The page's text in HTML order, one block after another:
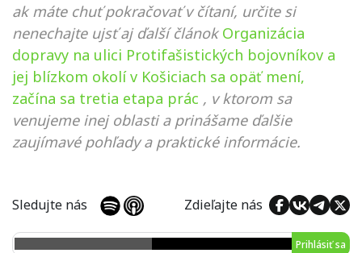
ak máte chuť pokračovať v čítaní, určite si
nenechajte ujsť aj ďalší článok Organizácia
dopravy na ulici Protifašistických bojovníkov a
jej blízkom okolí v Košiciach sa opäť mení,
začína sa tretia etapa prác , v ktorom sa
venujeme inej oblasti a prinášame ďalšie
zaujímavé pohľady a praktické informácie.
Sledujte nás Zdieľajte nás
Prihlásiť sa